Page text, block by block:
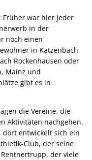
Früher war hier jeder
in der
noch einen
in Katzenbach
Rockenhausen oder
Mainz und
gibt es in
die Vereine, die
Aktivitäten nachgehen.
dort entwickelt sich ein
Club, der seine
der viele